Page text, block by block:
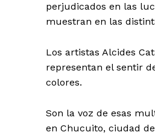
perjudicados en las
muestran en las
Los artistas Alcides
representan el sentir
colores.
Son la voz de esas
en Chucuito, ciudad